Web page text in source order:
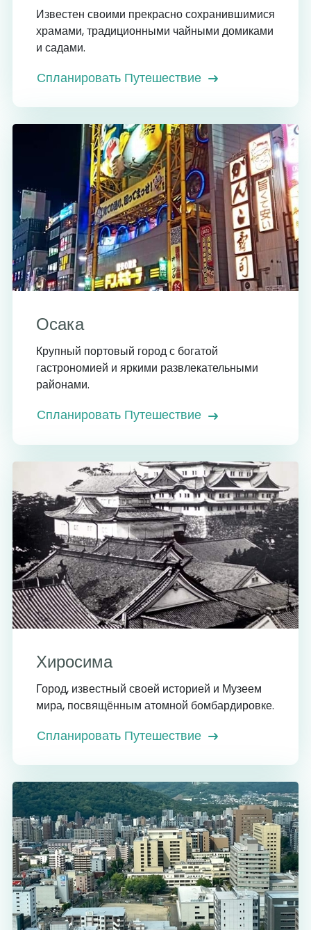
Известен своими прекрасно сохранившимися
храмами, традиционными чайными домиками
и садами.
Спланировать Путешествие
Осака
Крупный портовый город с богатой
гастрономией и яркими развлекательными
районами.
Спланировать Путешествие
Хиросима
Город, известный своей историей и Музеем
мира, посвящённым атомной бомбардировке.
Спланировать Путешествие